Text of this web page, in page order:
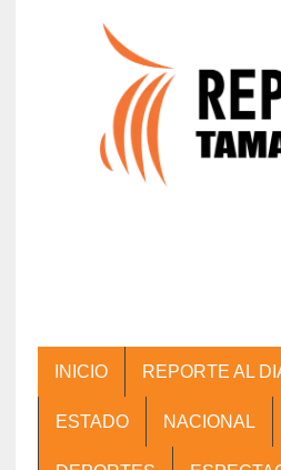
INICIO REPORTE AL
ESTADO NACIONAL